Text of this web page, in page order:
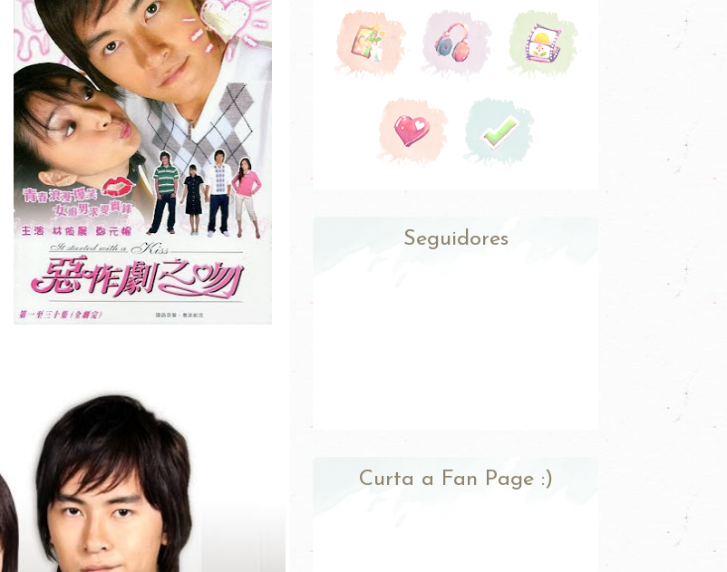
Seguidores
Curta a Fan Page :)